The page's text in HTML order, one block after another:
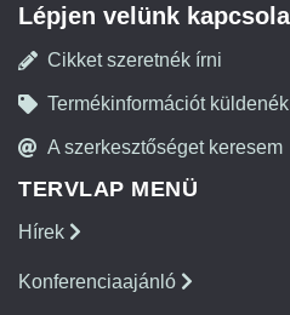
Lépjen velünk
Cikket szeretnék írni
Termékinformációt küldenék
A szerkesztőséget keresem
TERVLAP MENÜ
Hírek
Konferenciaajánló